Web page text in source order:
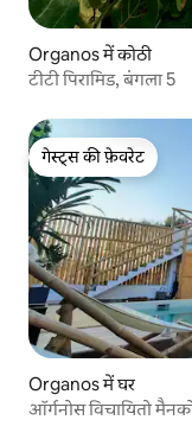
Organos में कोठी
टीटी पिरामिड, बंगला 5
गेस्ट्स की फ़ेवरेट
गेस्ट्स की फ़ेवरेट
Organos में घर
ऑर्गनोस विचायितो